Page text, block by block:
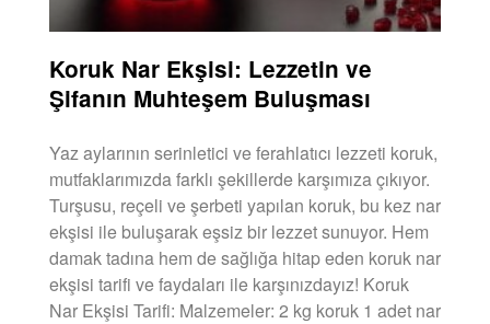
Koruk Nar Ekşisi: Lezzetin ve
Şifanın Muhteşem Buluşması
Yaz aylarının serinletici ve ferahlatıcı lezzeti koruk,
mutfaklarımızda farklı şekillerde karşımıza çıkıyor.
Turşusu, reçeli ve şerbeti yapılan koruk, bu kez nar
ekşisi ile buluşarak eşsiz bir lezzet sunuyor. Hem
damak tadına hem de sağlığa hitap eden koruk nar
ekşisi tarifi ve faydaları ile karşınızdayız! Koruk
Nar Ekşisi Tarifi: Malzemeler: 2 kg koruk 1 adet nar